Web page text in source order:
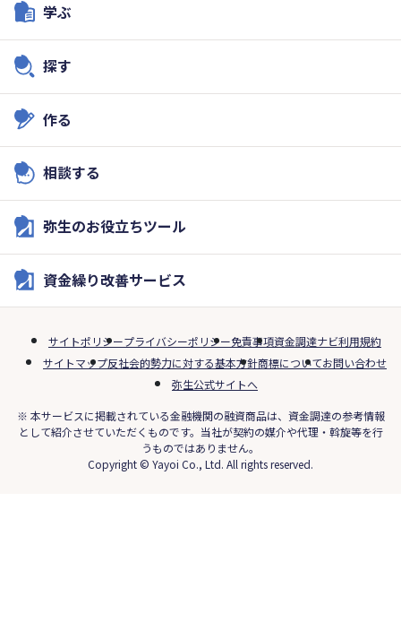
学ぶ
探す
作る
相談する
弥生のお役立ちツール
資金繰り改善サービス
サイトポリシープライバシーポリシー免責事項資金調達ナビ利用規約
サイトマップ反社会的勢力に対する基本方針商標についてお問い合わせ
弥生公式サイトへ
※ 本サービスに掲載されている金融機関の融資商品は、資金調達の参考情報
として紹介させていただくものです。当社が契約の媒介や代理・斡旋等を行
うものではありません。
Copyright © Yayoi Co., Ltd. All rights reserved.